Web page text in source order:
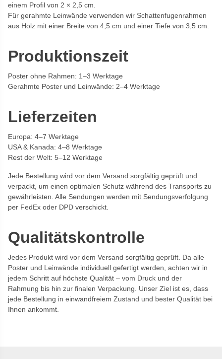
einem Profil von 2 × 2,5 cm.
Für gerahmte Leinwände verwenden wir Schattenfugenrahmen
aus Holz mit einer Breite von 4,5 cm und einer Tiefe von 3,5 cm.
Produktionszeit
Poster ohne Rahmen: 1–3 Werktage
Gerahmte Poster und Leinwände: 2–4 Werktage
Lieferzeiten
Europa: 4–7 Werktage
USA & Kanada: 4–8 Werktage
Rest der Welt: 5–12 Werktage
Jede Bestellung wird vor dem Versand sorgfältig geprüft und
verpackt, um einen optimalen Schutz während des Transports zu
gewährleisten. Alle Sendungen werden mit Sendungsverfolgung
per FedEx oder DPD verschickt.
Qualitätskontrolle
Jedes Produkt wird vor dem Versand sorgfältig geprüft. Da alle
Poster und Leinwände individuell gefertigt werden, achten wir in
jedem Schritt auf höchste Qualität – vom Druck und der
Rahmung bis hin zur finalen Verpackung. Unser Ziel ist es, dass
jede Bestellung in einwandfreiem Zustand und bester Qualität bei
Ihnen ankommt.